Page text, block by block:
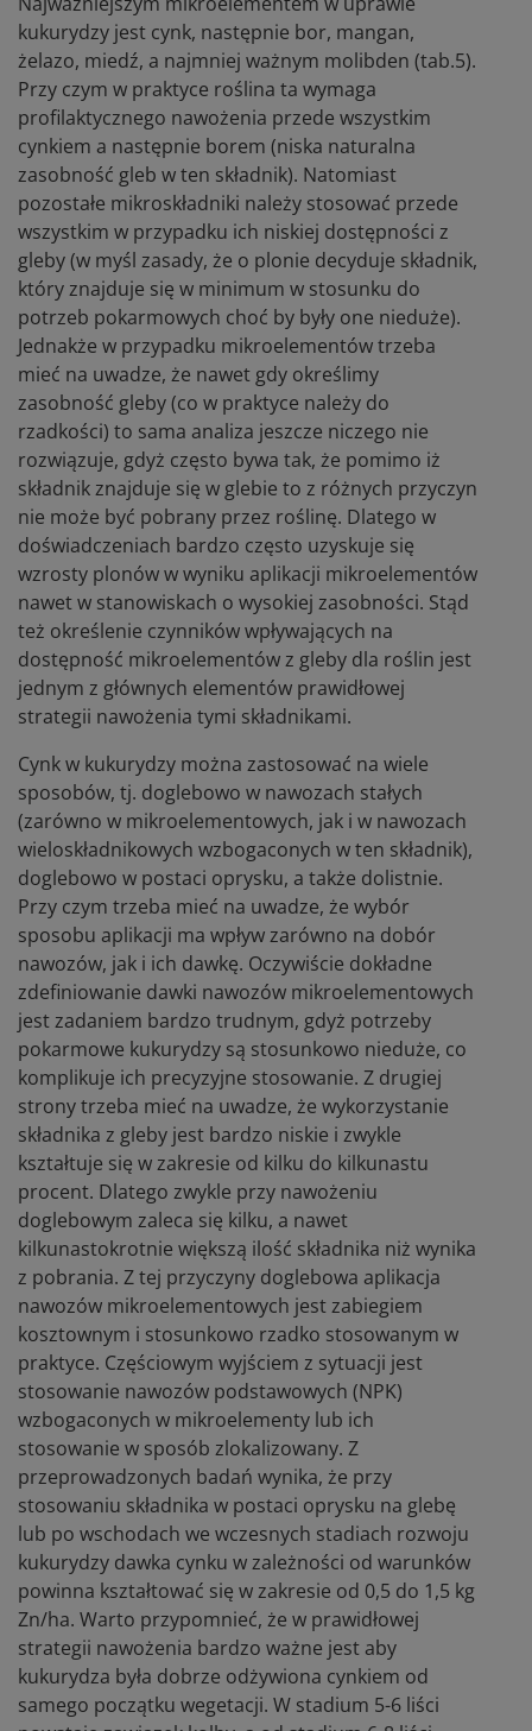
kukurydzy jest cynk, następnie bor, mangan,
żelazo, miedź, a najmniej ważnym molibden (tab.5).
Przy czym w praktyce roślina ta wymaga
profilaktycznego nawożenia przede wszystkim
cynkiem a następnie borem (niska naturalna
zasobność gleb w ten składnik). Natomiast
pozostałe mikroskładniki należy stosować przede
wszystkim w przypadku ich niskiej dostępności z
gleby (w myśl zasady, że o plonie decyduje składnik,
który znajduje się w minimum w stosunku do
potrzeb pokarmowych choć by były one nieduże).
Jednakże w przypadku mikroelementów trzeba
mieć na uwadze, że nawet gdy określimy
zasobność gleby (co w praktyce należy do
rzadkości) to sama analiza jeszcze niczego nie
rozwiązuje, gdyż często bywa tak, że pomimo iż
składnik znajduje się w glebie to z różnych przyczyn
nie może być pobrany przez roślinę. Dlatego w
doświadczeniach bardzo często uzyskuje się
wzrosty plonów w wyniku aplikacji mikroelementów
nawet w stanowiskach o wysokiej zasobności. Stąd
też określenie czynników wpływających na
dostępność mikroelementów z gleby dla roślin jest
jednym z głównych elementów prawidłowej
strategii nawożenia tymi składnikami.
Cynk w kukurydzy można zastosować na wiele
sposobów, tj. doglebowo w nawozach stałych
(zarówno w mikroelementowych, jak i w nawozach
wieloskładnikowych wzbogaconych w ten składnik),
doglebowo w postaci oprysku, a także dolistnie.
Przy czym trzeba mieć na uwadze, że wybór
sposobu aplikacji ma wpływ zarówno na dobór
nawozów, jak i ich dawkę. Oczywiście dokładne
zdefiniowanie dawki nawozów mikroelementowych
jest zadaniem bardzo trudnym, gdyż potrzeby
pokarmowe kukurydzy są stosunkowo nieduże, co
komplikuje ich precyzyjne stosowanie. Z drugiej
strony trzeba mieć na uwadze, że wykorzystanie
składnika z gleby jest bardzo niskie i zwykle
kształtuje się w zakresie od kilku do kilkunastu
procent. Dlatego zwykle przy nawożeniu
doglebowym zaleca się kilku, a nawet
kilkunastokrotnie większą ilość składnika niż wynika
z pobrania. Z tej przyczyny doglebowa aplikacja
nawozów mikroelementowych jest zabiegiem
kosztownym i stosunkowo rzadko stosowanym w
praktyce. Częściowym wyjściem z sytuacji jest
stosowanie nawozów podstawowych (NPK)
wzbogaconych w mikroelementy lub ich
stosowanie w sposób zlokalizowany. Z
przeprowadzonych badań wynika, że przy
stosowaniu składnika w postaci oprysku na glebę
lub po wschodach we wczesnych stadiach rozwoju
kukurydzy dawka cynku w zależności od warunków
powinna kształtować się w zakresie od 0,5 do 1,5 kg
Zn/ha. Warto przypomnieć, że w prawidłowej
strategii nawożenia bardzo ważne jest aby
kukurydza była dobrze odżywiona cynkiem od
samego początku wegetacji. W stadium 5-6 liści